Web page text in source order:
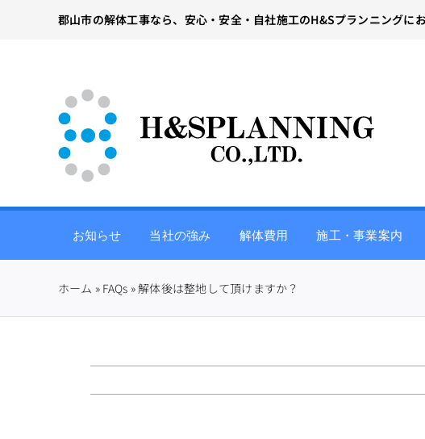
郡山市の解体工事なら、安心・安全・自社施工のH&Sプランニングにお
お知らせ 当社の強み 解体費用 施工・事業案内
ホーム » FAQs »解体後は整地して頂けますか？